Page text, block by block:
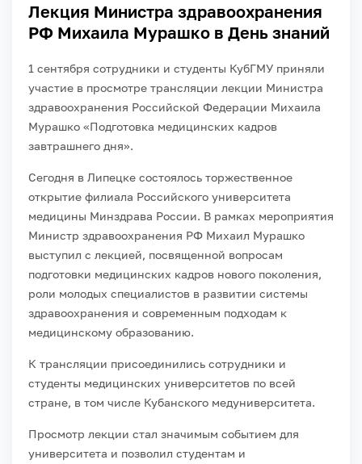
Лекция Министра здравоохранения
РФ Михаила Мурашко в День знаний
1 сентября сотрудники и студенты КубГМУ приняли
участие в просмотре трансляции лекции Министра
здравоохранения Российской Федерации Михаила
Мурашко «Подготовка медицинских кадров
завтрашнего дня».
Сегодня в Липецке состоялось торжественное
открытие филиала Российского университета
медицины Минздрава России. В рамках мероприятия
Министр здравоохранения РФ Михаил Мурашко
выступил с лекцией, посвященной вопросам
подготовки медицинских кадров нового поколения,
роли молодых специалистов в развитии системы
здравоохранения и современным подходам к
медицинскому образованию.
К трансляции присоединились сотрудники и
студенты медицинских университетов по всей
стране, в том числе Кубанского медуниверситета.
Просмотр лекции стал значимым событием для
университета и позволил студентам и